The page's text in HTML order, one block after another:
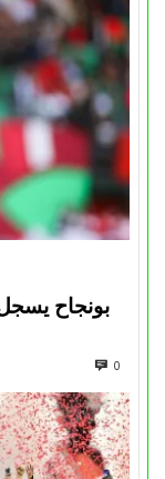
بونجاح
0